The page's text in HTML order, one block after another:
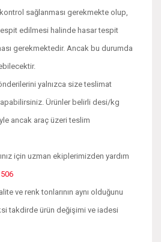
sağlanması gerekmekte olup,
edilmesi halinde hasar tespit
gerekmektedir. Ancak bu durumda
yalnızca size teslimat
Ürünler belirli desi/kg
ancak araç üzeri teslim
için uzman ekiplerimizden yardım
ve renk tonlarının aynı olduğunu
takdirde ürün değişimi ve iadesi